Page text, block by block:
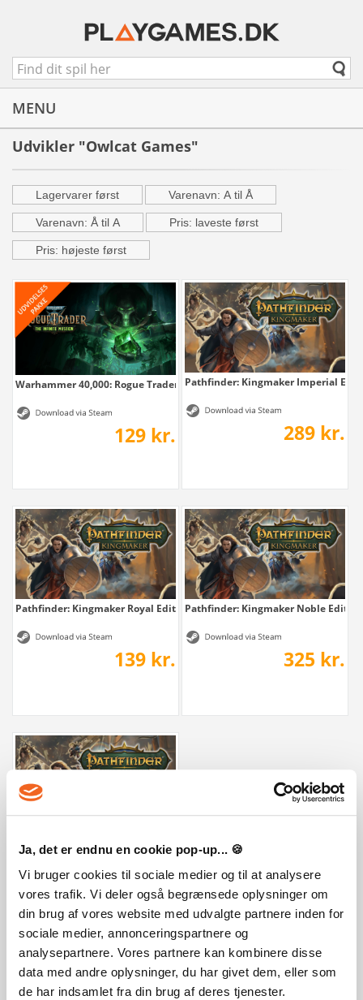
Ja, det er endnu en cookie pop-up... 🍪
Vi bruger cookies til sociale medier og til at analysere
vores trafik. Vi deler også begrænsede oplysninger om
din brug af vores website med udvalgte partnere inden for
sociale medier, annonceringspartnere og
analysepartnere. Vores partnere kan kombinere disse
data med andre oplysninger, du har givet dem, eller som
de har indsamlet fra din brug af deres tjenester.
MENU
Udvikler "Owlcat Games"
Lagervarer først Varenavn: A til Å
Varenavn: Å til A Pris: laveste først
Pris: højeste først
Warhammer 40,000: Rogue Trader - The...
129 kr.
Pathfinder: Kingmaker Imperial
289 kr.
Pathfinder: Kingmaker Royal Edition
139 kr.
Pathfinder: Kingmaker Noble Edition
325 kr.
119 kr.